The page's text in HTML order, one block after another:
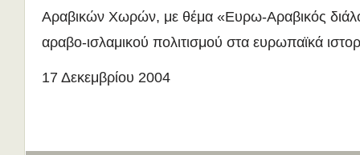
Αραβικών Χωρών, με θέμα «Ευρω-Αραβικός
αραβο-ισλαμικού πολιτισμού στα ευρωπαϊκά
17 Δεκεμβρίου 2004